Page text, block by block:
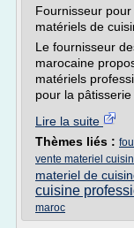
Fournisseur
matériels de
Le fournisseur
marocaine
matériels
pour la
Lire la suite
Thèmes liés :
vente materiel
materiel de
cuisine
maroc